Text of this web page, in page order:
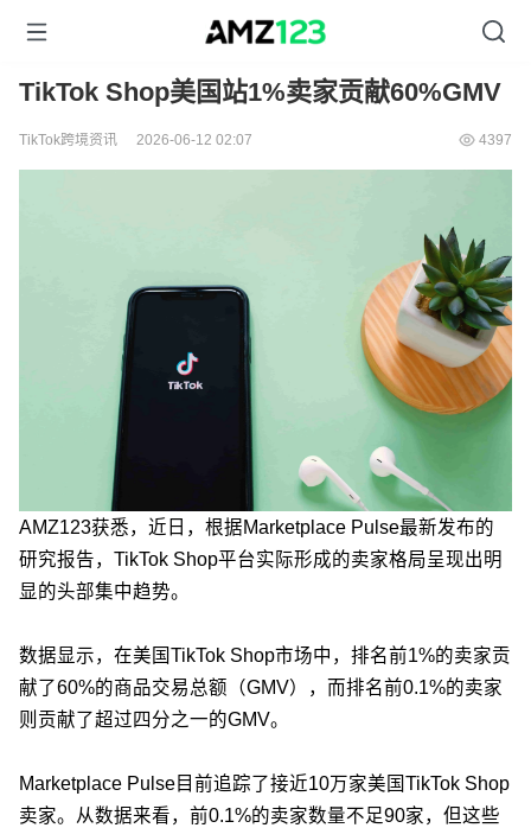
TikTok Shop美国站1%卖家贡献60%GMV
TikTok跨境资讯 2026-06-12 02:07 4397
AMZ123获悉，近日，根据Marketplace Pulse最新发布的
研究报告，TikTok Shop平台实际形成的卖家格局呈现出明
显的头部集中趋势。
数据显示，在美国TikTok Shop市场中，排名前1%的卖家贡
献了60%的商品交易总额（GMV），而排名前0.1%的卖家
则贡献了超过四分之一的GMV。
Marketplace Pulse目前追踪了接近10万家美国TikTok Shop
卖家。从数据来看，前0.1%的卖家数量不足90家，但这些